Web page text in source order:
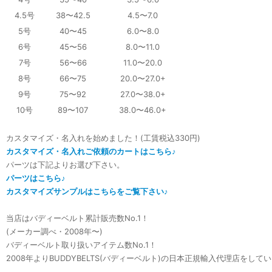
4.5号
38〜42.5
4.5〜7.0
5号
40〜45
6.0〜8.0
6号
45〜56
8.0〜11.0
7号
56〜66
11.0〜20.0
8号
66〜75
20.0〜27.0+
9号
75〜92
27.0〜38.0+
10号
89〜107 38.0〜46.0+
カスタマイズ・名入れを始めました！(工賃税込330円)
カスタマイズ・名入れご依頼のカートはこちら♪
パーツは下記よりお選び下さい。
パーツはこちら♪
カスタマイズサンプルはこちらをご覧下さい♪
当店はバディーベルト累計販売数No.1！
(メーカー調べ・2008年〜)
バディーベルト取り扱いアイテム数No.1！
2008年よりBUDDYBELTS(バディーベルト)の日本正規輸入代理店をして